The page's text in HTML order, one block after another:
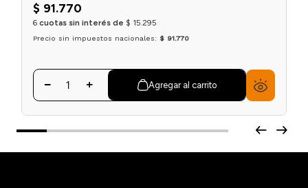
$ 91.770
6 cuotas sin interés de $ 15.295
Precio sin impuestos nacionales: $ 91.770
Agregar al carrito